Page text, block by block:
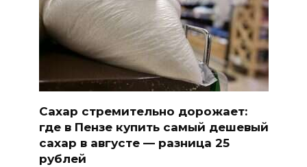
Сахар стремительно дорожает:
где в Пензе купить самый дешевый
сахар в августе — разница 25
рублей